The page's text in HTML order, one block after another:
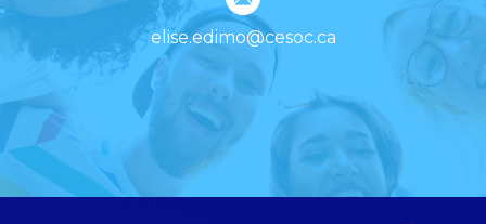
elise.edimo@cesoc.ca